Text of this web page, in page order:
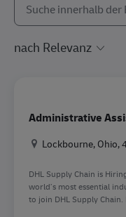
Administrative
Standort
Lockbourne, Ohio,
DHL Supply Chain is
world’s most essential
to join DHL Supply